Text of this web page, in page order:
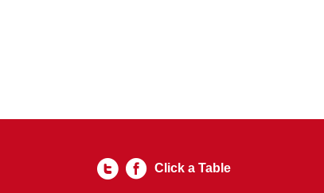
Click a Table